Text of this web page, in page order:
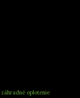
záhradné oplotenie